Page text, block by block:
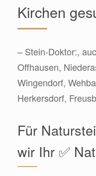
Kirchen
– Stein-Doktor:,
Offhausen,
Wingendorf,
Herkersdorf,
Für
wir Ihr ✅